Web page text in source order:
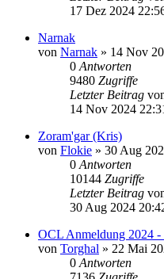
17 Dez 2024
Narnak
von Narnak » 14 Nov
0 Antworten
9480 Zugriffe
Letzter Beitrag
14 Nov 2024
Zoram'gar (Kris)
von Flokie » 30 Aug
0 Antworten
10144 Zugriffe
Letzter Beitrag
30 Aug 2024
OCL Anmeldung 2024
von Torghal » 22 Mai
0 Antworten